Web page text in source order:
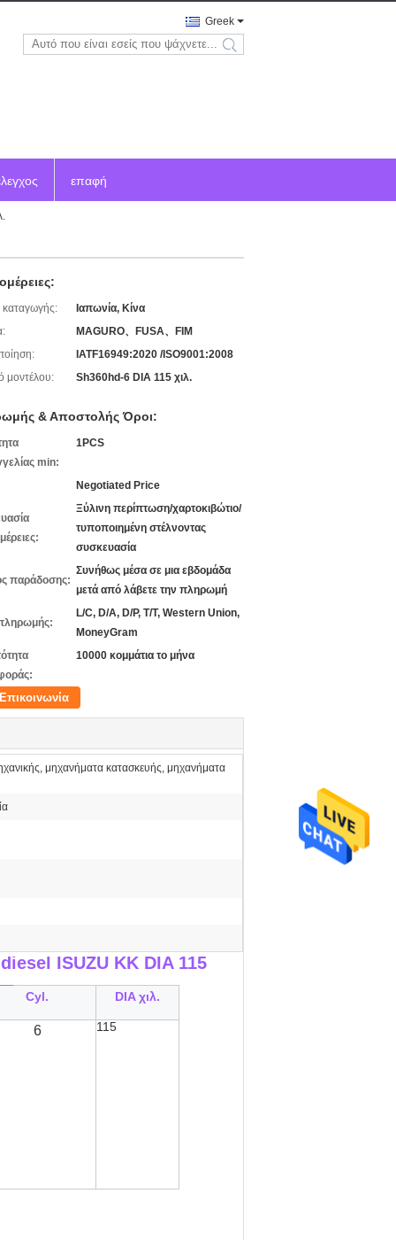
Greek
search
επαφή
Ιαπωνία, Κίνα
MAGURO、FUSA、FIM
IATF16949:2020 /ISO9001:2008
μοντέλου:
Sh360hd-6 DIA 115 χιλ.
& Αποστολής Όροι:
min:
1PCS
Negotiated Price
Ξύλινη περίπτωση/χαρτοκιβώτιο/
τυποποιημένη στέλνοντας
συσκευασία
παράδοσης:
Συνήθως μέσα σε μια εβδομάδα
μετά από λάβετε την πληρωμή
L/C, D/A, D/P, T/T, Western Union,
MoneyGram
10000 κομμάτια το μήνα
Επικοινωνία
μηχανήματα κατασκευής, μηχανήματα
ISUZU ΚΚ DIA 115
Cyl. DIA χιλ.
6 115